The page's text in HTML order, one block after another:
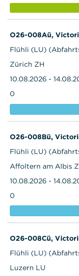
O26-008Aü,
Flühli (LU)
Zürich ZH
10.08.2026 -
0
O26-008Bü,
Flühli (LU)
Affoltern am Albis
10.08.2026 -
0
O26-008Cü,
Flühli (LU)
Luzern LU